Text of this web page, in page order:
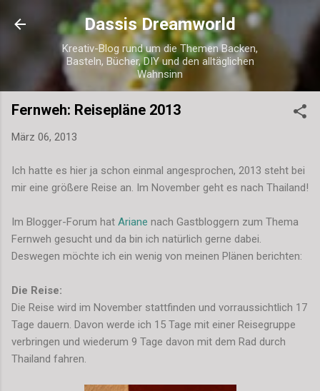
Direkt zum Hauptbereich
Dassis Dreamworld
Kreativ-Blog rund um die Themen Backen,
Basteln, Bücher, DIY und den alltäglichen
Wahnsinn
Fernweh: Reisepläne 2013
März 06, 2013
Ich hatte es hier ja schon einmal angesprochen, 2013 steht bei
mir eine größere Reise an. Im November geht es nach Thailand!
Im Blogger-Forum hat Ariane nach Gastbloggern zum Thema
Fernweh gesucht und da bin ich natürlich gerne dabei.
Deswegen möchte ich ein wenig von meinen Plänen berichten:
Die Reise:
Die Reise wird im November stattfinden und vorraussichtlich 17
Tage dauern. Davon werde ich 15 Tage mit einer Reisegruppe
verbringen und wiederum 9 Tage davon mit dem Rad durch
Thailand fahren.